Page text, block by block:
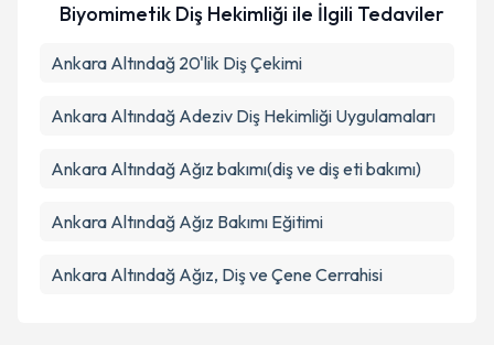
Biyomimetik Diş Hekimliği ile İlgili Tedaviler
Ankara Altındağ 20'lik Diş Çekimi
Ankara Altındağ Adeziv Diş Hekimliği Uygulamaları
Ankara Altındağ Ağız bakımı(diş ve diş eti bakımı)
Ankara Altındağ Ağız Bakımı Eğitimi
Ankara Altındağ Ağız, Diş ve Çene Cerrahisi